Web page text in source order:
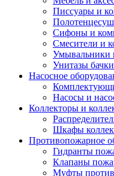
Писсуары и
Сифоны и
Смесители и
Умывальники
Унитазы
Насосное
Насосы и
Коллекторы и
Шкафы
Противопожарное
Гидранты
Клапаны
Муфты